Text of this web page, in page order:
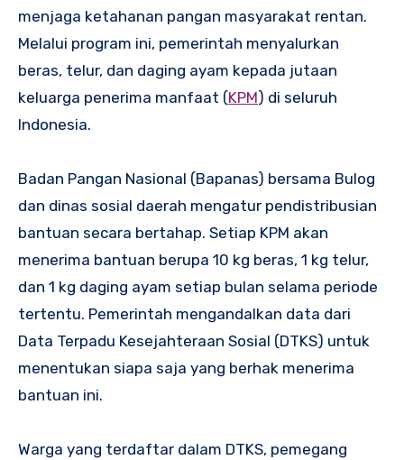
menjaga ketahanan pangan masyarakat rentan.
Melalui program ini, pemerintah menyalurkan
beras, telur, dan daging ayam kepada jutaan
keluarga penerima manfaat (KPM) di seluruh
Indonesia.
Badan Pangan Nasional (Bapanas) bersama Bulog
dan dinas sosial daerah mengatur pendistribusian
bantuan secara bertahap. Setiap KPM akan
menerima bantuan berupa 10 kg beras, 1 kg telur,
dan 1 kg daging ayam setiap bulan selama periode
tertentu. Pemerintah mengandalkan data dari
Data Terpadu Kesejahteraan Sosial (DTKS) untuk
menentukan siapa saja yang berhak menerima
bantuan ini.
Warga yang terdaftar dalam DTKS, pemegang